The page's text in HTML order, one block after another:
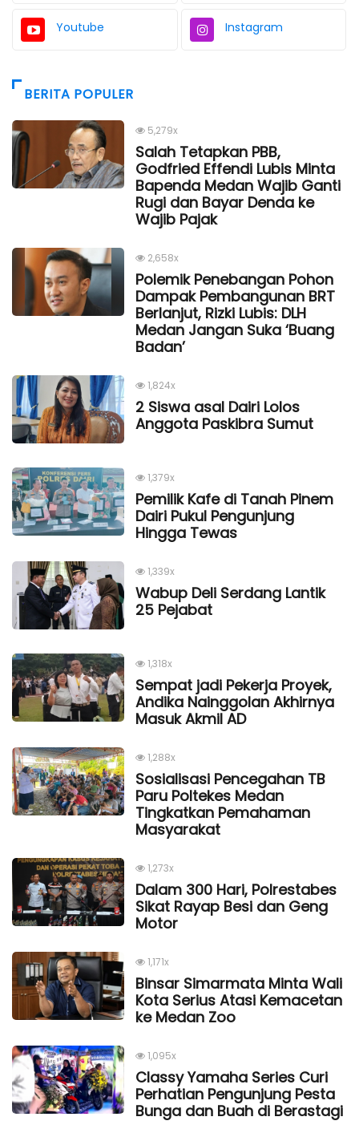
Youtube Instagram
BERITA POPULER
5,279x
Salah Tetapkan PBB,
Godfried Effendi Lubis Minta
Bapenda Medan Wajib Ganti
Rugi dan Bayar Denda ke
Wajib Pajak
2,658x
Polemik Penebangan Pohon
Dampak Pembangunan BRT
Berlanjut, Rizki Lubis: DLH
Medan Jangan Suka ‘Buang
Badan’
1,824x
2 Siswa asal Dairi Lolos
Anggota Paskibra Sumut
1,379x
Pemilik Kafe di Tanah Pinem
Dairi Pukul Pengunjung
Hingga Tewas
1,339x
Wabup Deli Serdang Lantik
25 Pejabat
1,318x
Sempat jadi Pekerja Proyek,
Andika Nainggolan Akhirnya
Masuk Akmil AD
1,288x
Sosialisasi Pencegahan TB
Paru Poltekes Medan
Tingkatkan Pemahaman
Masyarakat
1,273x
Dalam 300 Hari, Polrestabes
Sikat Rayap Besi dan Geng
Motor
1,171x
Binsar Simarmata Minta Wali
Kota Serius Atasi Kemacetan
ke Medan Zoo
1,095x
Classy Yamaha Series Curi
Perhatian Pengunjung Pesta
Bunga dan Buah di Berastagi